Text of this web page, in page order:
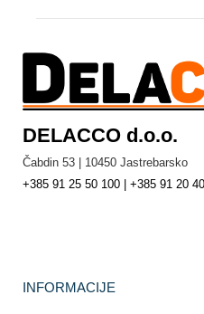
DELACCO d.o.o.
Čabdin 53 | 10450 Jastrebarsko
+385 91 25 50 100 | +385 91 20
INFORMACIJE